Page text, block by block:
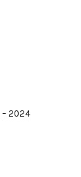
– 2024